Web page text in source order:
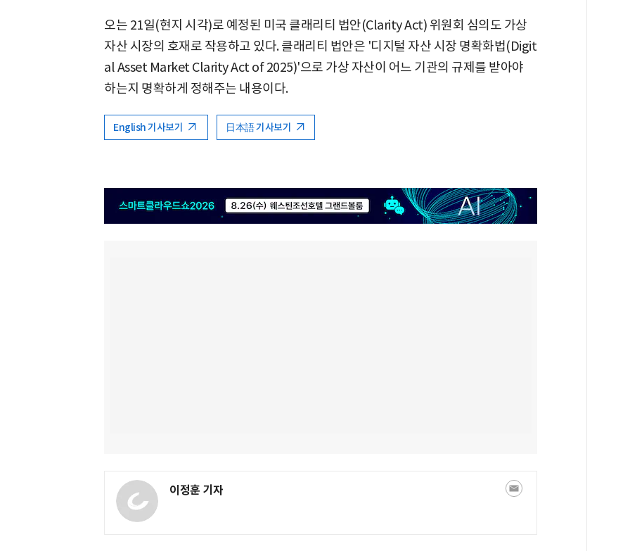
오는 21일(현지 시각)로 예정된 미국 클래리티 법안(Clarity Act) 위원회 심의도 가상
자산 시장의 호재로 작용하고 있다. 클래리티 법안은 '디지털 자산 시장 명확화법(Digit
al Asset Market Clarity Act of 2025)'으로 가상 자산이 어느 기관의 규제를 받아야
하는지 명확하게 정해주는 내용이다.
English 기사보기 日本語 기사보기
이정훈 기자